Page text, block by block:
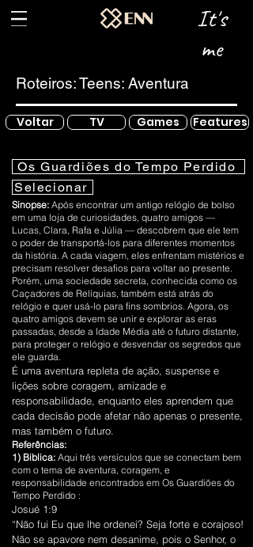
It's
me
Roteiros: Teens: Aventura
Voltar TV Games Features
Os Guardiões do Tempo Perdido
Selecionar
Sinopse: Após encontrar um antigo relógio de bolso
em uma loja de curiosidades, quatro amigos —
Lucas, Clara, Rafa e Júlia — descobrem que ele tem
o poder de transportá-los para diferentes momentos
da história. A cada viagem, eles enfrentam mistérios e
precisam resolver desafios para voltar ao presente.
Porém, uma sociedade secreta, conhecida como os
Caçadores de Relíquias, também está atrás do
relógio e quer usá-lo para fins sombrios. Agora, os
quatro amigos devem se unir e explorar as eras
passadas, desde a Idade Média até o futuro distante,
para proteger o relógio e desvendar os segredos que
ele guarda.
É uma aventura repleta de ação, suspense e
lições sobre coragem, amizade e
responsabilidade, enquanto eles aprendem que
cada decisão pode afetar não apenas o presente,
mas também o futuro.
Referências:
1) Biblica: Aqui três versículos que se conectam bem
com o tema de aventura, coragem, e
responsabilidade encontrados em Os Guardiões do
Tempo Perdido :
Josué 1:9
“Não fui Eu que lhe ordenei? Seja forte e corajoso!
Não se apavore nem desanime, pois o Senhor, o